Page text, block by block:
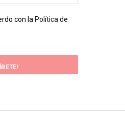
con la Política de